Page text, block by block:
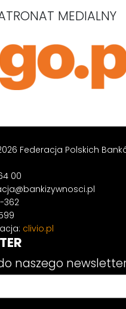
MEDIALNY
Federacja Polskich
00
362
clivio.pl
naszego